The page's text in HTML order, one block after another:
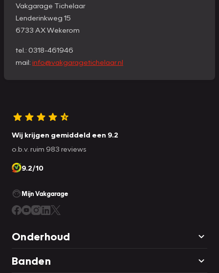
Vakgarage Tichelaar
Lenderinkweg 15
6733 AX Wekerom
tel.: 0318-461946
mail: info@vakgaragetichelaar.nl
Wij krijgen gemiddeld een 9.2
o.b.v. ruim 983 reviews
9.2/10
Mijn Vakgarage
Onderhoud
Banden